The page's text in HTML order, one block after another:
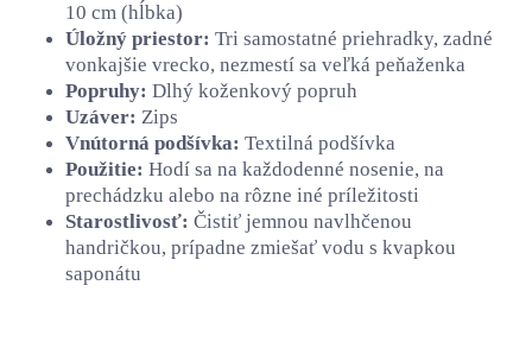
10 cm (hĺbka)
Úložný priestor: Tri samostatné priehradky, zadné
vonkajšie vrecko, nezmestí sa veľká peňaženka
Popruhy: Dlhý koženkový popruh
Uzáver: Zips
Vnútorná podšívka: Textilná podšívka
Použitie: Hodí sa na každodenné nosenie, na
prechádzku alebo na rôzne iné príležitosti
Starostlivosť: Čistiť jemnou navlhčenou
handričkou, prípadne zmiešať vodu s kvapkou
saponátu